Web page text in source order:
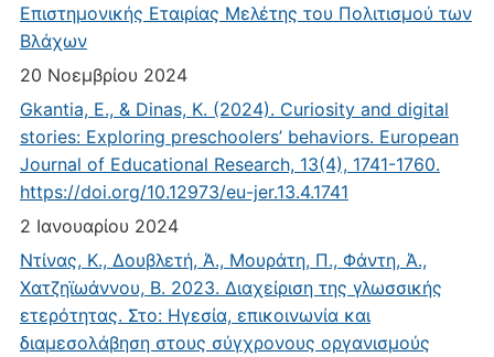
Επιστημονικής Εταιρίας Μελέτης του Πολιτισμού των
Βλάχων
20 Νοεμβρίου 2024
Gkantia, E., & Dinas, K. (2024). Curiosity and digital
stories: Exploring preschoolers’ behaviors. European
Journal of Educational Research, 13(4), 1741-1760.
https://doi.org/10.12973/eu-jer.13.4.1741
2 Ιανουαρίου 2024
Ντίνας, Κ., Δουβλετή, Ά., Μουράτη, Π., Φάντη, Ά.,
Χατζηϊωάννου, Β. 2023. Διαχείριση της γλωσσικής
ετερότητας. Στο: Ηγεσία, επικοινωνία και
διαμεσολάβηση στους σύγχρονους οργανισμούς